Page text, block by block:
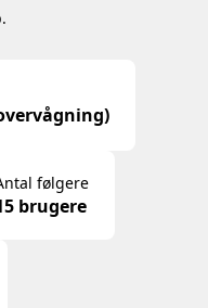
følgere
brugere